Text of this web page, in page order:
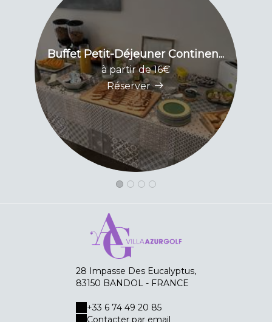
Buffet Petit-Déjeuner Continen...
à partir de 16€
Réserver
28 Impasse Des Eucalyptus,
83150 BANDOL - FRANCE
+33 6 74 49 20 85
Contacter par email